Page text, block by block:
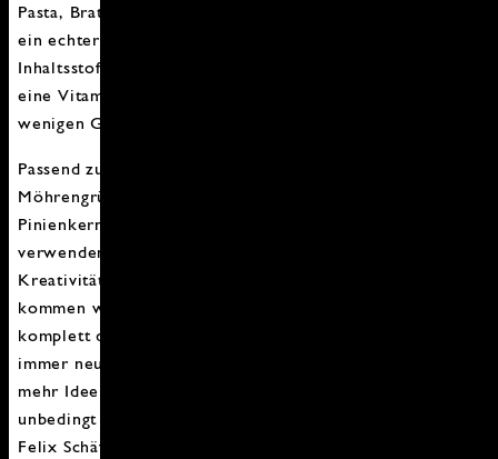
Pasta, Bratkartoffeln oder leckerem Ofengemüse. Eben
ein echter Allrounder mit jeder Menger guter
Inhaltsstoffe. Das Pesto liefert uns viele Vitamine, ist
eine Vitamin C Bombe und Grünkohl ist eine der
wenigen Gemüsesorten die jetzt im Garten wächst.
Passend zur Jahreszeit wären noch die Varianten mit
Möhrengrün, Winterspinat oder Rotkohl und anstatt den
Pinienkernen gerne Mandeln, Walnüsse oder Paranüsse
verwenden. Sowieso sind beim Thema Pesto der
Kreativität keine Grenzen gesetzt, denn eigentlich
kommen wir mit den leckeren Aufstrichen einmal
komplett durchs Jahr. Es lohnt sich, die Augen nach
immer neuen Anregungen aufzuhalten. Wer gerne noch
mehr Ideen zu dem Thema haben möchte, sollte sich
unbedingt das Kochbuch vom Foodblogger und Fotograf
Felix Schäferhoff